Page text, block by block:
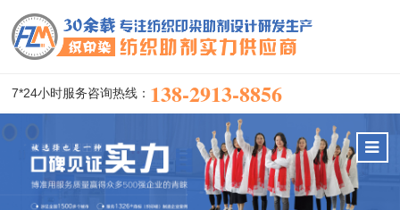
7*24小时服务咨询热线： 138-2913-8856